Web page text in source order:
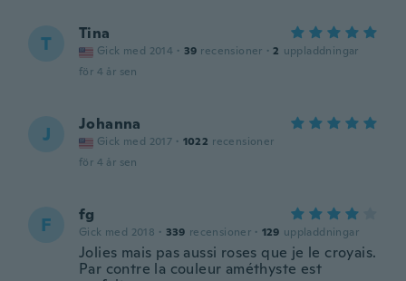
T Tina
Gick med 2014 · 39 recensioner · 2 uppladdningar
för 4 år sen
J Johanna
Gick med 2017 · 1022 recensioner
för 4 år sen
F fg
Gick med 2018 · 339 recensioner · 129 uppladdningar
Jolies mais pas aussi roses que je le croyais.
Par contre la couleur améthyste est